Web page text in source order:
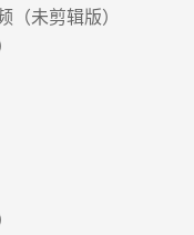
（未剪辑版）